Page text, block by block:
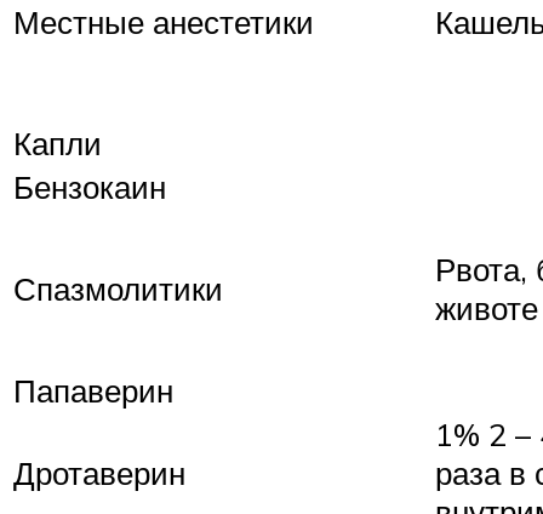
Местные анестетики
Капли
Бензокаин
Спазмолитики
Рвота,
животе
Папаверин
Дротаверин
1% 2
раза в